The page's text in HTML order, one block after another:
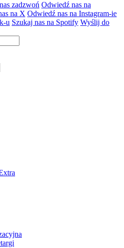
zadzwoń Odwiedź nas na
na X Odwiedź nas na Instagram-ie
u Szukaj nas na Spotify Wyślij do